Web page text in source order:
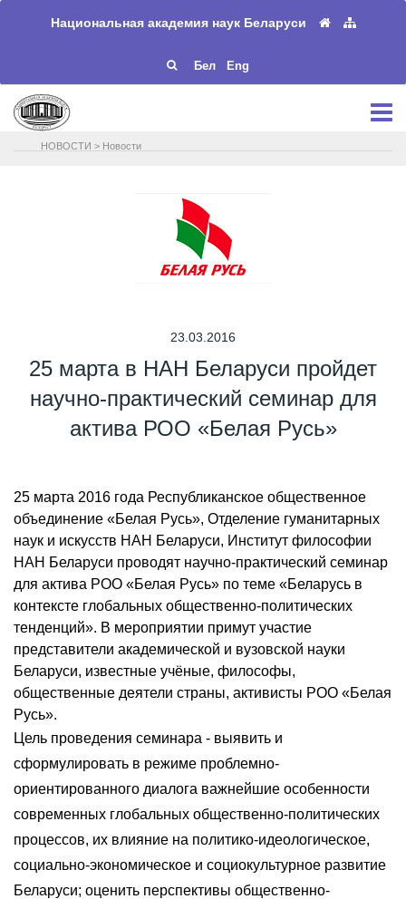
Национальная академия наук Беларуси
Бел Eng
НОВОСТИ > Новости
23.03.2016
25 марта в НАН Беларуси пройдет
научно-практический семинар для
актива РОО «Белая Русь»
25 марта 2016 года Республиканское общественное
объединение «Белая Русь», Отделение гуманитарных
наук и искусств НАН Беларуси, Институт философии
НАН Беларуси проводят научно-практический семинар
для актива РОО «Белая Русь» по теме «Беларусь в
контексте глобальных общественно-политических
тенденций». В мероприятии примут участие
представители академической и вузовской науки
Беларуси, известные учёные, философы,
общественные деятели страны, активисты РОО «Белая
Русь».
Цель проведения семинара - выявить и
сформулировать в режиме проблемно-
ориентированного диалога важнейшие особенности
современных глобальных общественно-политических
процессов, их влияние на политико-идеологическое,
социально-экономическое и социокультурное развитие
Беларуси; оценить перспективы общественно-